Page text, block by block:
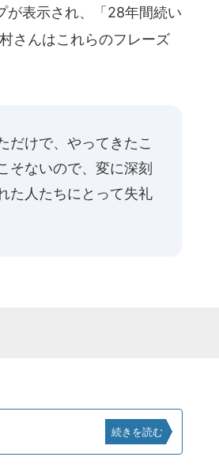
が表示され、「28年間続い
さんはこれらのフレーズ
だけで、やってきたこ
そないので、変に深刻
た人たちにとって失礼
続きを読む